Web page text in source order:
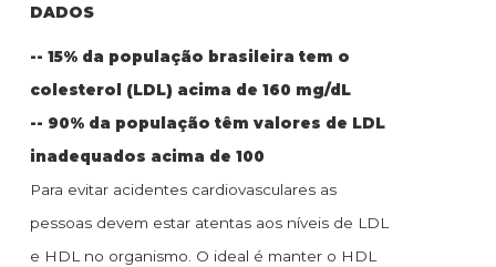
DADOS
-- 15% da população brasileira tem o
colesterol (LDL) acima de 160 mg/dL
-- 90% da população têm valores de LDL
inadequados acima de 100
Para evitar acidentes cardiovasculares as
pessoas devem estar atentas aos níveis de LDL
e HDL no organismo. O ideal é manter o HDL